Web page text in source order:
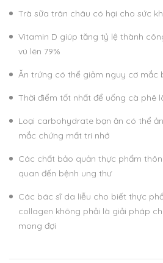
Trà sữa trân châu có hại cho sức
Vitamin D giúp tăng tỷ lệ thành
vú lên 79%
Ăn trứng có thể giảm nguy cơ mắc
Thời điểm tốt nhất để uống cà phê
Loại carbohydrate bạn ăn có thể
mắc chứng mất trí nhớ
Các chất bảo quản thực phẩm
quan đến bệnh ung thư
Các bác sĩ da liễu cho biết thực
collagen không phải là giải pháp
mong đợi